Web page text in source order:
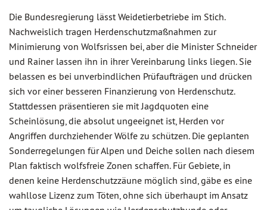
Die Bundesregierung lässt Weidetierbetriebe im Stich.
Nachweislich tragen Herdenschutzmaßnahmen zur
Minimierung von Wolfsrissen bei, aber die Minister Schneider
und Rainer lassen ihn in ihrer Vereinbarung links liegen. Sie
belassen es bei unverbindlichen Prüfaufträgen und drücken
sich vor einer besseren Finanzierung von Herdenschutz.
Stattdessen präsentieren sie mit Jagdquoten eine
Scheinlösung, die absolut ungeeignet ist, Herden vor
Angriffen durchziehender Wölfe zu schützen. Die geplanten
Sonderregelungen für Alpen und Deiche sollen nach diesem
Plan faktisch wolfsfreie Zonen schaffen. Für Gebiete, in
denen keine Herdenschutzzäune möglich sind, gäbe es eine
wahllose Lizenz zum Töten, ohne sich überhaupt im Ansatz